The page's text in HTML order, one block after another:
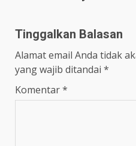
Tinggalkan Balasan
Alamat email Anda tidak
yang wajib ditandai *
Komentar*